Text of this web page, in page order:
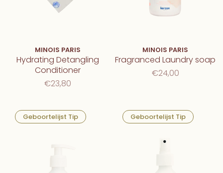
MINOIS PARIS
Hydrating Detangling
Conditioner
€23,80
MINOIS PARIS
Fragranced Laundry soap
€24,00
Geboortelijst Tip Geboortelijst Tip